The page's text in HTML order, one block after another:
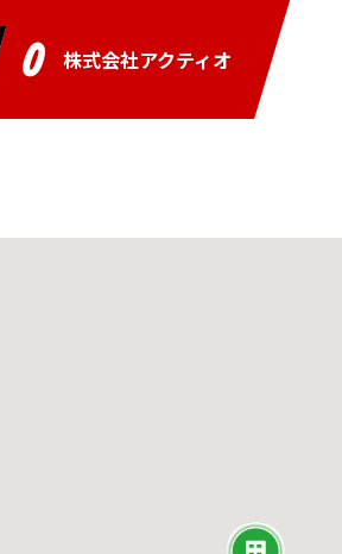
株式会社アクティオ